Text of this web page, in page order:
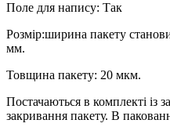
Поле для напису: Так
Розмір:ширина пакету
мм.
Товщина пакету: 20 мкм.
Постачаються в комплекті із
закривання пакету. В